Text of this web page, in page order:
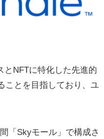
とNFTに特化した先進的
ことを目指しており、ユ
「Skyモール」で構成さ